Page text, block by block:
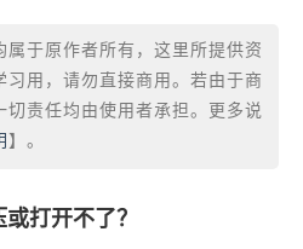
属于原作者所有，这里所提供资
习用，请勿直接商用。若由于商
切责任均由使用者承担。更多说
】。
打开不了？